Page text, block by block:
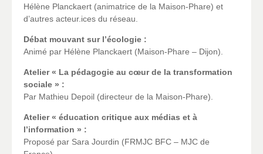
Hélène Planckaert (animatrice de la Maison-Phare) et
d’autres acteur.ices du réseau.
Débat mouvant sur l’écologie :
Animé par Hélène Planckaert (Maison-Phare – Dijon).
Atelier « La pédagogie au cœur de la transformation
sociale » :
Par Mathieu Depoil (directeur de la Maison-Phare).
Atelier « éducation critique aux médias et à
l’information » :
Proposé par Sara Jourdin (FRMJC BFC – MJC de